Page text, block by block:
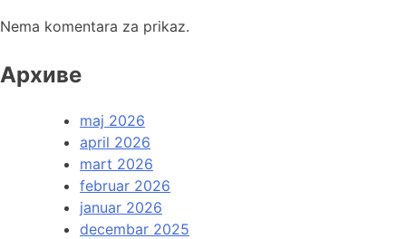
Nema komentara za prikaz.
Архиве
maj 2026
april 2026
mart 2026
februar 2026
januar 2026
decembar 2025